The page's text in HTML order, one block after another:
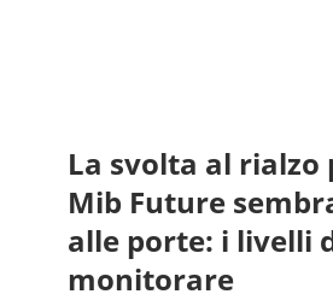
La svolta al rialzo
Mib Future
alle porte: i livelli
monitorare